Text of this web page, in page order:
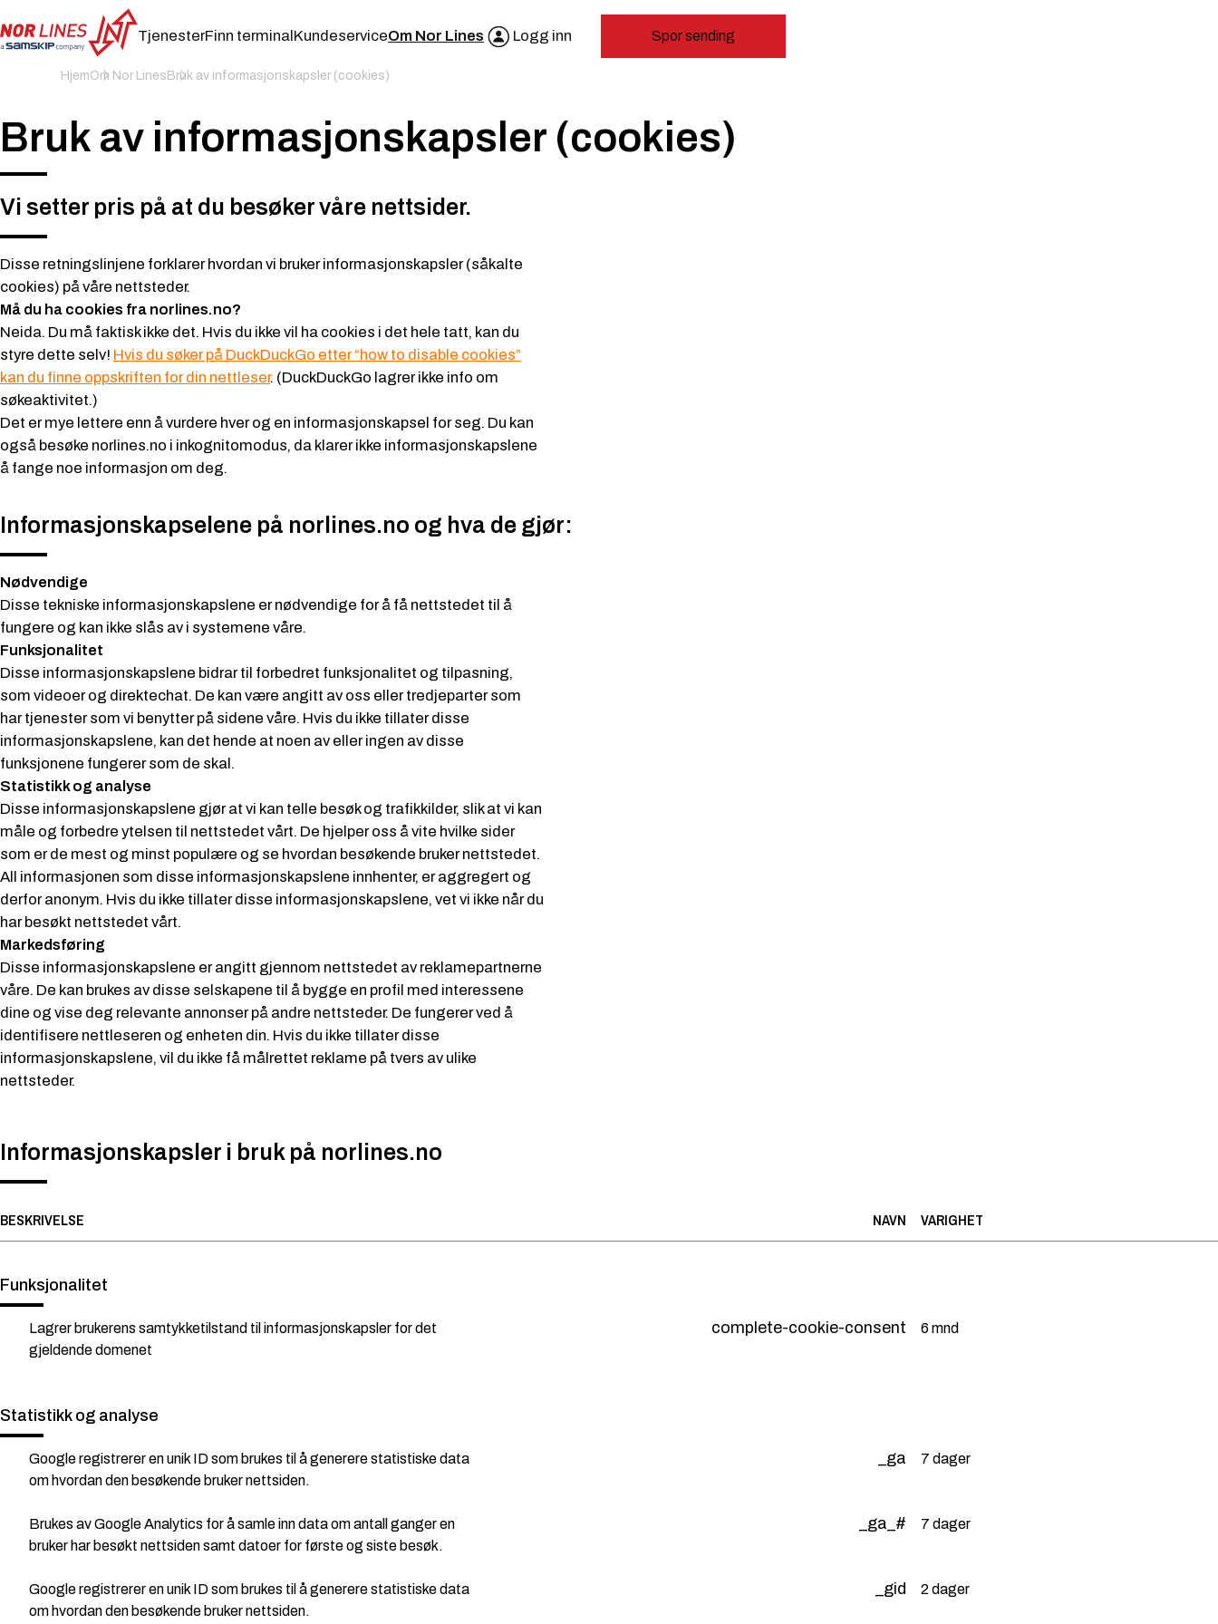
TjenesterFinn terminalKundeserviceOm Nor Lines Logg inn Spor sending
HjemOm Nor Lines Bruk av informasjonskapsler (cookies)
Bruk av informasjonskapsler (cookies)
Vi setter pris på at du besøker våre nettsider.
Disse retningslinjene forklarer hvordan vi bruker informasjonskapsler (såkalte
cookies) på våre nettsteder.
Må du ha cookies fra norlines.no?
Neida. Du må faktisk ikke det. Hvis du ikke vil ha cookies i det hele tatt, kan du
styre dette selv! Hvis du søker på DuckDuckGo etter “how to disable cookies”
kan du finne oppskriften for din nettleser. (DuckDuckGo lagrer ikke info om
søkeaktivitet.)
Det er mye lettere enn å vurdere hver og en informasjonskapsel for seg. Du kan
også besøke norlines.no i inkognitomodus, da klarer ikke informasjonskapslene
å fange noe informasjon om deg.
Informasjonskapselene på norlines.no og hva de gjør:
Nødvendige
Disse tekniske informasjonskapslene er nødvendige for å få nettstedet til å
fungere og kan ikke slås av i systemene våre.
Funksjonalitet
Disse informasjonskapslene bidrar til forbedret funksjonalitet og tilpasning,
som videoer og direktechat. De kan være angitt av oss eller tredjeparter som
har tjenester som vi benytter på sidene våre. Hvis du ikke tillater disse
informasjonskapslene, kan det hende at noen av eller ingen av disse
funksjonene fungerer som de skal.
Statistikk og analyse
Disse informasjonskapslene gjør at vi kan telle besøk og trafikkilder, slik at vi kan
måle og forbedre ytelsen til nettstedet vårt. De hjelper oss å vite hvilke sider
som er de mest og minst populære og se hvordan besøkende bruker nettstedet.
All informasjonen som disse informasjonskapslene innhenter, er aggregert og
derfor anonym. Hvis du ikke tillater disse informasjonskapslene, vet vi ikke når du
har besøkt nettstedet vårt.
Markedsføring
Disse informasjonskapslene er angitt gjennom nettstedet av reklamepartnerne
våre. De kan brukes av disse selskapene til å bygge en profil med interessene
dine og vise deg relevante annonser på andre nettsteder. De fungerer ved å
identifisere nettleseren og enheten din. Hvis du ikke tillater disse
informasjonskapslene, vil du ikke få målrettet reklame på tvers av ulike
nettsteder.
Informasjonskapsler i bruk på norlines.no
BESKRIVELSE NAVN VARIGHET
Funksjonalitet
Lagrer brukerens samtykketilstand til informasjonskapsler for det
gjeldende domenet
complete-cookie-consent 6 mnd
Statistikk og analyse
Google registrerer en unik ID som brukes til å generere statistiske data
om hvordan den besøkende bruker nettsiden.
_ga 7 dager
Brukes av Google Analytics for å samle inn data om antall ganger en
bruker har besøkt nettsiden samt datoer for første og siste besøk.
_ga_# 7 dager
Google registrerer en unik ID som brukes til å generere statistiske data
om hvordan den besøkende bruker nettsiden.
_gid 2 dager